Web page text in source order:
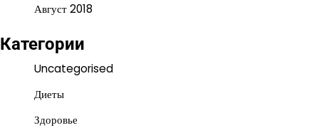
Август 2018
Категории
Uncategorised
Диеты
Здоровье